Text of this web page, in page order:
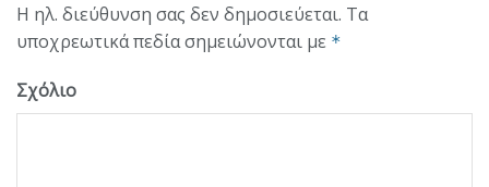
Η ηλ. διεύθυνση σας δεν δημοσιεύεται. Τα
υποχρεωτικά πεδία σημειώνονται με *
Σχόλιο